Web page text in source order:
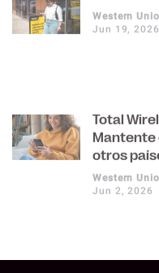
Jun 19, 2026
Mantente
otros
Western
Jun 2, 2026